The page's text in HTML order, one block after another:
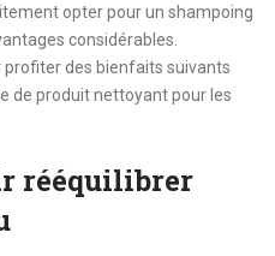
opter pour un shampoing
considérables.
des bienfaits suivants
de produit nettoyant pour les
rééquilibrer